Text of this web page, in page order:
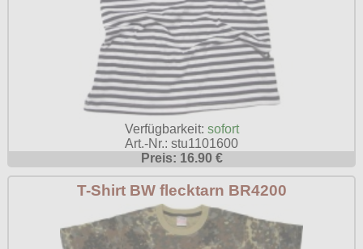
Verfügbarkeit: sofort
Art.-Nr.: stu1101600
Preis: 16.90 €
T-Shirt BW flecktarn BR4200